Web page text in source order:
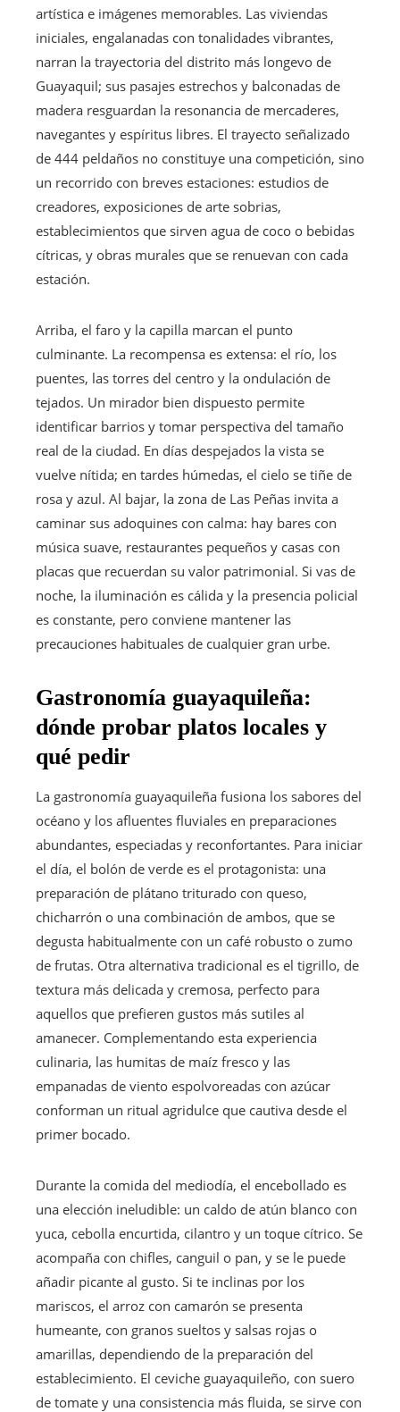
artística e imágenes memorables. Las viviendas
iniciales, engalanadas con tonalidades vibrantes,
narran la trayectoria del distrito más longevo de
Guayaquil; sus pasajes estrechos y balconadas de
madera resguardan la resonancia de mercaderes,
navegantes y espíritus libres. El trayecto señalizado
de 444 peldaños no constituye una competición, sino
un recorrido con breves estaciones: estudios de
creadores, exposiciones de arte sobrias,
establecimientos que sirven agua de coco o bebidas
cítricas, y obras murales que se renuevan con cada
estación.
Arriba, el faro y la capilla marcan el punto
culminante. La recompensa es extensa: el río, los
puentes, las torres del centro y la ondulación de
tejados. Un mirador bien dispuesto permite
identificar barrios y tomar perspectiva del tamaño
real de la ciudad. En días despejados la vista se
vuelve nítida; en tardes húmedas, el cielo se tiñe de
rosa y azul. Al bajar, la zona de Las Peñas invita a
caminar sus adoquines con calma: hay bares con
música suave, restaurantes pequeños y casas con
placas que recuerdan su valor patrimonial. Si vas de
noche, la iluminación es cálida y la presencia policial
es constante, pero conviene mantener las
precauciones habituales de cualquier gran urbe.
Gastronomía guayaquileña:
dónde probar platos locales y
qué pedir
La gastronomía guayaquileña fusiona los sabores del
océano y los afluentes fluviales en preparaciones
abundantes, especiadas y reconfortantes. Para iniciar
el día, el bolón de verde es el protagonista: una
preparación de plátano triturado con queso,
chicharrón o una combinación de ambos, que se
degusta habitualmente con un café robusto o zumo
de frutas. Otra alternativa tradicional es el tigrillo, de
textura más delicada y cremosa, perfecto para
aquellos que prefieren gustos más sutiles al
amanecer. Complementando esta experiencia
culinaria, las humitas de maíz fresco y las
empanadas de viento espolvoreadas con azúcar
conforman un ritual agridulce que cautiva desde el
primer bocado.
Durante la comida del mediodía, el encebollado es
una elección ineludible: un caldo de atún blanco con
yuca, cebolla encurtida, cilantro y un toque cítrico. Se
acompaña con chifles, canguil o pan, y se le puede
añadir picante al gusto. Si te inclinas por los
mariscos, el arroz con camarón se presenta
humeante, con granos sueltos y salsas rojas o
amarillas, dependiendo de la preparación del
establecimiento. El ceviche guayaquileño, con suero
de tomate y una consistencia más fluida, se sirve con